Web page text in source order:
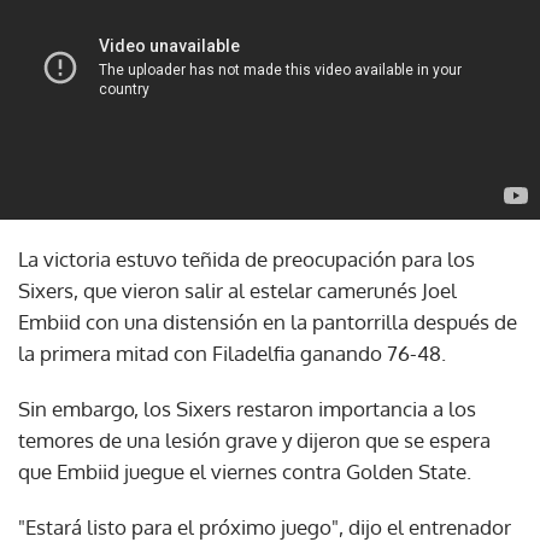
La victoria estuvo teñida de preocupación para los
Sixers, que vieron salir al estelar camerunés Joel
Embiid con una distensión en la pantorrilla después de
la primera mitad con Filadelfia ganando 76-48.
Sin embargo, los Sixers restaron importancia a los
temores de una lesión grave y dijeron que se espera
que Embiid juegue el viernes contra Golden State.
"Estará listo para el próximo juego", dijo el entrenador